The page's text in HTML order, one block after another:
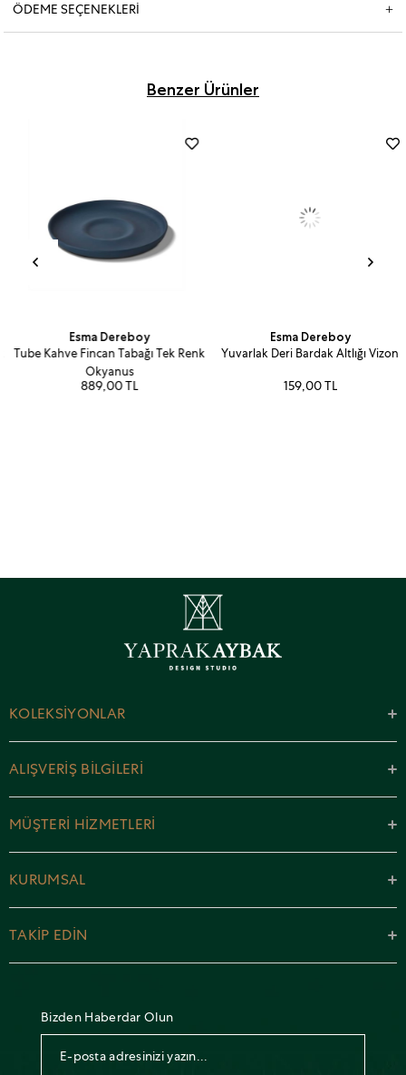
ÖDEME SEÇENEKLERI
Benzer Ürünler
Esma Dereboy
Tube Kahve Fincan Tabağı Tek Renk
Okyanus
889,00 TL
Esma Dereboy
Yuvarlak Deri Bardak Altlığı Vizon
159,00 TL
KOLEKSİYONLAR
ALIŞVERİŞ BİLGİLERİ
MÜŞTERİ HİZMETLERİ
KURUMSAL
TAKİP EDİN
Bizden Haberdar Olun